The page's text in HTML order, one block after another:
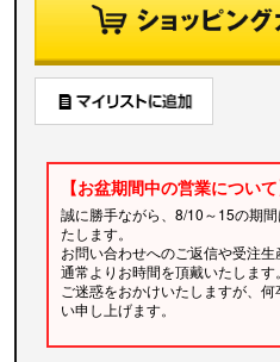
【お盆期間中の営業について
誠に勝手ながら、8/10～15の期
たします。
お問い合わせへのご返信や受注生
通常よりお時間を頂戴いたします。
ご迷惑をおかけいたしますが、
い申し上げます。